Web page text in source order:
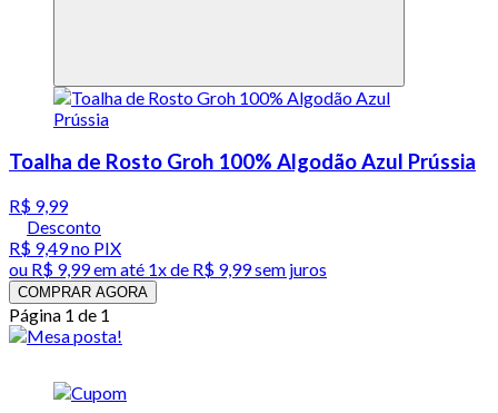
Toalha de Rosto Groh 100% Algodão Azul Prússia
R$ 9,99
Desconto
R$ 9,49no PIX
ou R$ 9,99em até 1x de R$ 9,99sem juros
COMPRAR AGORA
Página 1 de 1